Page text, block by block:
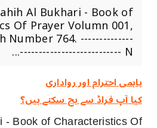
Al Bukhari - Book of
Of Prayer Volumn 001,
Number 764. --------------
--------------------------- N...
باہمی احترام اور رواداری
کیا آپ فراڈ سے بچ سکتے ہیں؟
- Book of Characteristics Of